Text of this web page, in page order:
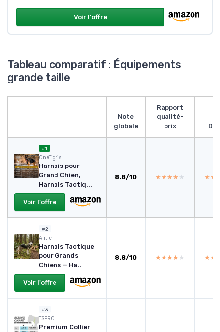
Voir l'offre
Tableau comparatif : Équipements
grande taille
Note
globale
Rapport
qualité-
prix
#1
OneTigris
Harnais pour
Grand Chien,
Harnais Tactiq...
Voir l'offre
8.8/10 ★★★★★
★★★★★
#2
Aiitle
Harnais Tactique
pour Grands
Chiens — Ha...
Voir l'offre
8.8/10 ★★★★★
★★★★★
#3
TSPRO
Premium Collier